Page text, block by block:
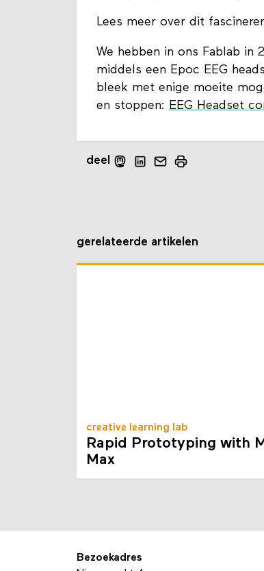
Lees meer over dit
We hebben in ons Fablab in
middels een Epoc EEG
bleek met enige moeite
en stoppen: EEG Headset
deel
gerelateerde artikelen
creative learning lab
Rapid Prototyping with
Max
Bezoekadres